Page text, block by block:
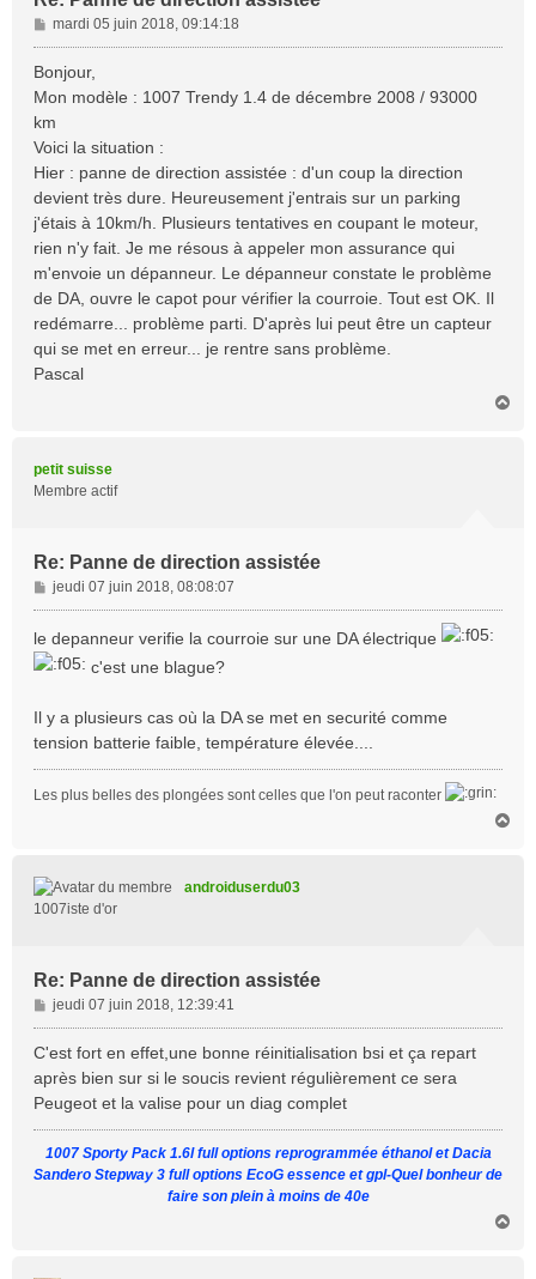
M
e
s
g
e
mardi 05 juin 2018, 09:14:18
Bonjour,
Mon modèle : 1007 Trendy 1.4 de décembre 2008 / 93000
km
Voici la situation :
Hier : panne de direction assistée : d'un coup la direction
devient très dure. Heureusement j'entrais sur un parking
j'étais à 10km/h. Plusieurs tentatives en coupant le moteur,
rien n'y fait. Je me résous à appeler mon assurance qui
m'envoie un dépanneur. Le dépanneur constate le problème
de DA, ouvre le capot pour vérifier la courroie. Tout est OK. Il
redémarre... problème parti. D'après lui peut être un capteur
qui se met en erreur... je rentre sans problème.
Pascal
petit suisse
Membre actif
Re: Panne de direction assistée
M
e
s
a
e
jeudi 07 juin 2018, 08:08:07
le depanneur verifie la courroie sur une DA électrique
c'est une blague?
Il y a plusieurs cas où la DA se met en securité comme
tension batterie faible, température élevée....
Les plus belles des plongées sont celles que l'on peut raconter
androiduserdu03
1007iste d'or
Re: Panne de direction assistée
M
e
s
g
e
jeudi 07 juin 2018, 12:39:41
C'est fort en effet,une bonne réinitialisation bsi et ça repart
après bien sur si le soucis revient régulièrement ce sera
Peugeot et la valise pour un diag complet
1007 Sporty Pack 1.6l full options reprogrammée éthanol et Dacia
Sandero Stepway 3 full options EcoG essence et gpl-Quel bonheur de
faire son plein à moins de 40e